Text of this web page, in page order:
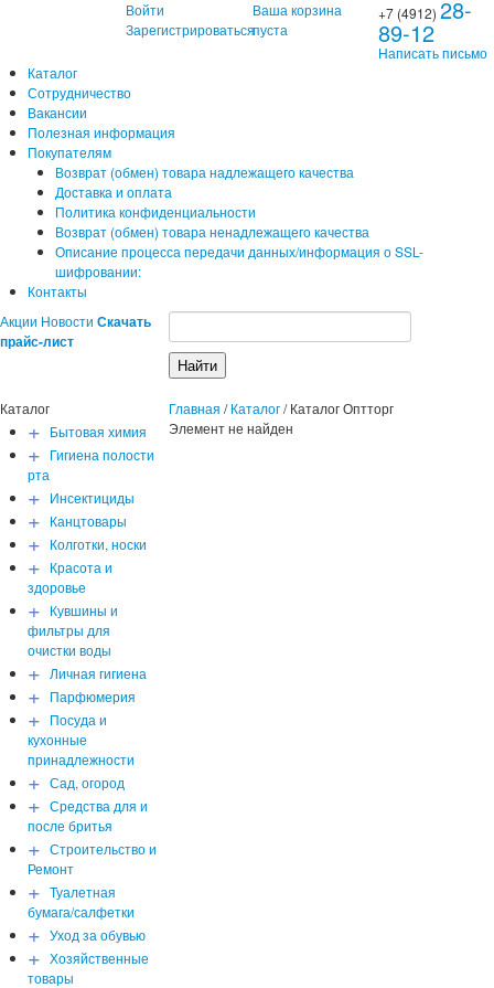
Войти
Зарегистрироваться
Ваша корзина
пуста
+7 (4912)28-
89-12
Написать письмо
Каталог
Сотрудничество
Вакансии
Полезная информация
Покупателям
Возврат (обмен) товара надлежащего качества
Доставка и оплата
Политика конфиденциальности
Возврат (обмен) товара ненадлежащего качества
Описание процесса передачи данных/информация о SSL-
шифровании:
Контакты
Акции Новости Скачать
прайс-лист
Каталог
+ Бытовая химия
+ Гигиена полости
рта
+ Инсектициды
+ Канцтовары
+ Колготки, носки
+ Красота и
здоровье
+ Кувшины и
фильтры для
очистки воды
+ Личная гигиена
+ Парфюмерия
+ Посуда и
кухонные
принадлежности
+ Сад, огород
+ Средства для и
после бритья
+ Строительство и
Ремонт
+ Туалетная
бумага/салфетки
+ Уход за обувью
+ Хозяйственные
товары
Главная /Каталог/Каталог Оптторг
Элемент не найден